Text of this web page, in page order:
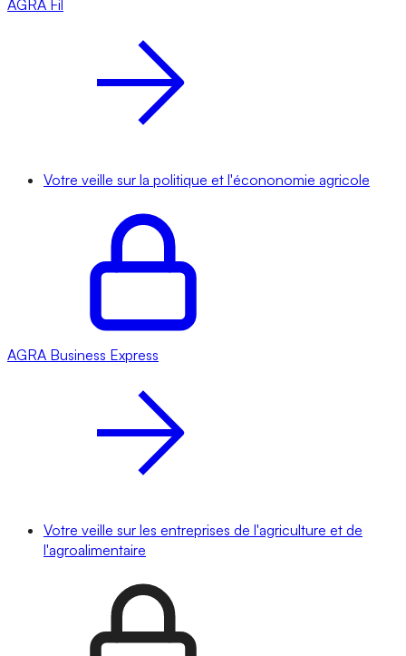
AGRA Fil
Votre veille sur la politique et l'écononomie agricole
AGRA Business Express
Votre veille sur les entreprises de l'agriculture et de
l'agroalimentaire